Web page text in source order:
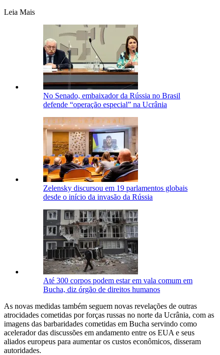
Leia Mais
No Senado, embaixador da Rússia no Brasil
defende “operação especial” na Ucrânia
Zelensky discursou em 19 parlamentos globais
desde o início da invasão da Rússia
Até 300 corpos podem estar em vala comum em
Bucha, diz órgão de direitos humanos
As novas medidas também seguem novas revelações de outras
atrocidades cometidas por forças russas no norte da Ucrânia, com as
imagens das barbaridades cometidas em Bucha servindo como
acelerador das discussões em andamento entre os EUA e seus
aliados europeus para aumentar os custos econômicos, disseram
autoridades.